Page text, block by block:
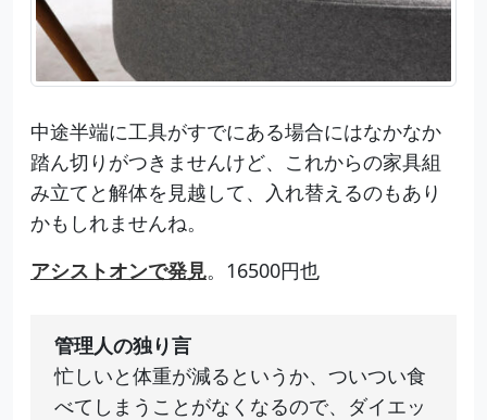
中途半端に工具がすでにある場合にはなかなか
踏ん切りがつきませんけど、これからの家具組
み立てと解体を見越して、入れ替えるのもあり
かもしれませんね。
アシストオンで発見。16500円也
管理人の独り言
忙しいと体重が減るというか、ついつい食
べてしまうことがなくなるので、ダイエッ